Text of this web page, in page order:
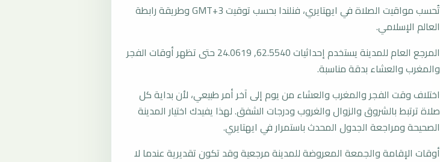
تُحسب مواقيت الصلاة في ايهتايري، فنلندا بحسب توقيت GMT+3 وطريقة رابطة
العالم الإسلامي.
المرجع العام للمدينة يستخدم إحداثيات 62.5540, 24.0619 حتى تظهر أوقات الفجر
والمغرب والعشاء بدقة مناسبة.
اختلاف وقت الفجر والمغرب والعشاء من يوم إلى آخر أمر طبيعي، لأن بداية كل
صلاة ترتبط بالشروق والزوال والغروب ودرجات الشفق. لهذا يفيدك اختيار المدينة
الصحيحة ومراجعة الجدول المحدث باستمرار في ايهتايري.
أوقات الإقامة والجمعة المعروضة للمدينة مرجعية وقد تكون تقديرية عندما لا